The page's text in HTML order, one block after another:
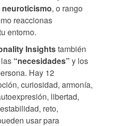
neuroticismo, o rango
reaccionas
entorno.
Insightstambién
“necesidades” y los
Hay 12
curiosidad, armonía,
libertad,
reto,
usar para